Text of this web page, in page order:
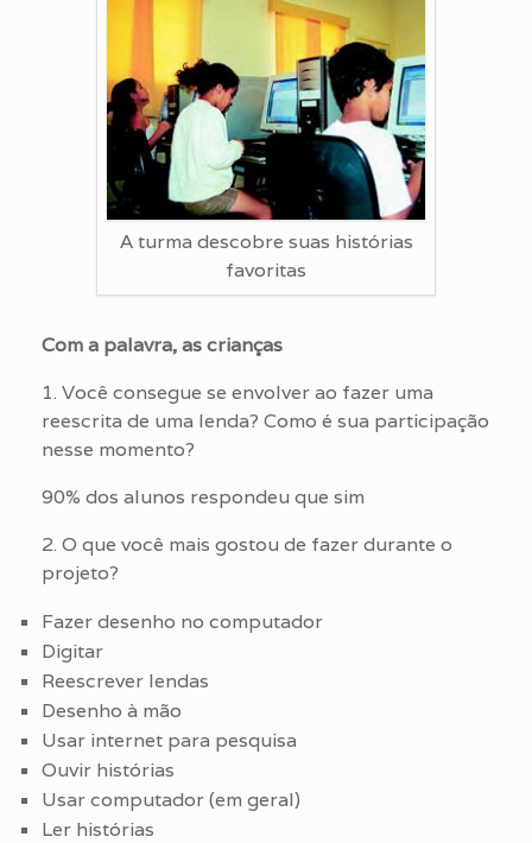
A turma descobre suas histórias
favoritas
Com a palavra, as crianças
1. Você consegue se envolver ao fazer uma
reescrita de uma lenda? Como é sua participação
nesse momento?
90% dos alunos respondeu que sim
2. O que você mais gostou de fazer durante o
projeto?
Fazer desenho no computador
Digitar
Reescrever lendas
Desenho à mão
Usar internet para pesquisa
Ouvir histórias
Usar computador (em geral)
Ler histórias